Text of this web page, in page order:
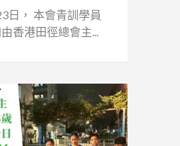
日， 本會青訓學員
香港田徑總會主...